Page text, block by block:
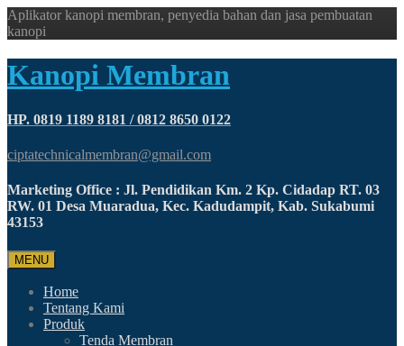
Aplikator kanopi membran, penyedia bahan dan jasa pembuatan
kanopi
Kanopi Membran
HP. 0819 1189 8181 / 0812 8650 0122
ciptatechnicalmembran@gmail.com
Marketing Office : Jl. Pendidikan Km. 2 Kp. Cidadap RT. 03
RW. 01 Desa Muaradua, Kec. Kadudampit, Kab. Sukabumi
43153
MENU
Home
Tentang Kami
Produk
Tenda Membran